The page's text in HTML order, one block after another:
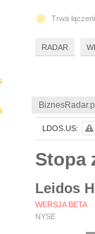
Stopa
Leidos
WERSJA BETA
NYSE
LDOS.US:
Trwa
RADAR